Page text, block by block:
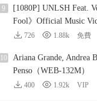
9
[1080P] UNLSH Feat.
Fool》Official Music
726 1.88k 免費
10
Ariana Grande, Andrea
Penso（WEB-132M）
400 1.92k VIP